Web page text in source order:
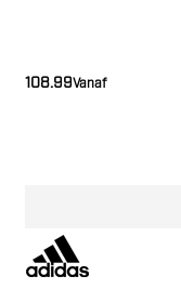
Vanaf
108.99